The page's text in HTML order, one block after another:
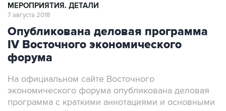
МЕРОПРИЯТИЯ. ДЕТАЛИ
7 августа 2018
Опубликована деловая программа
IV Восточного экономического
форума
На официальном сайте Восточного
экономического форума опубликована деловая
программа с краткими аннотациями и основными